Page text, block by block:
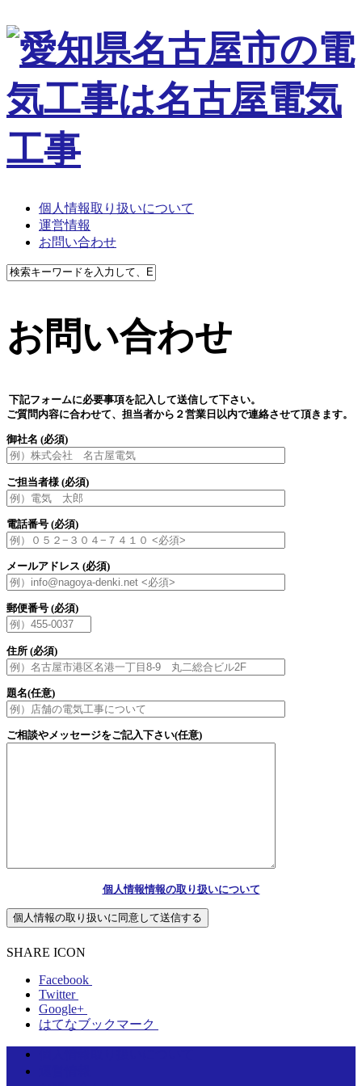
個人情報取り扱いについて
運営情報
お問い合わせ
お問い合わせ
下記フォームに必要事項を記入して送信して下さい。
ご質問内容に合わせて、担当者から２営業日以内で連絡させて頂きます。
御社名 (必須)
ご担当者様 (必須)
電話番号 (必須)
メールアドレス (必須)
郵便番号 (必須)
住所 (必須)
題名(任意)
ご相談やメッセージをご記入下さい(任意)
個人情報情報の取り扱いについて
SHARE ICON
Facebook
Twitter
Google+
はてなブックマーク